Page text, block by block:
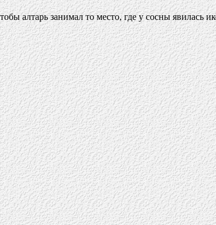
алтарь занимал то место, где у сосны